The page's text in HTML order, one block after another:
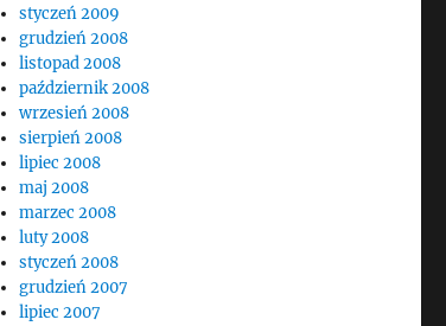
styczeń 2009
grudzień 2008
listopad 2008
październik 2008
wrzesień 2008
sierpień 2008
lipiec 2008
maj 2008
marzec 2008
luty 2008
styczeń 2008
grudzień 2007
lipiec 2007